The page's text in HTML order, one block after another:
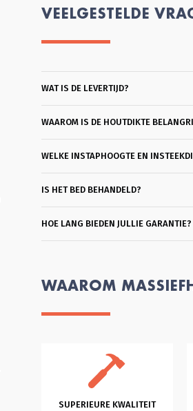
VEELGESTELDE
WAT IS DE LEVERTIJD?
WAAROM IS DE HOUTDIKTE
WELKE INSTAPHOOGTE EN
IS HET BED BEHANDELD?
HOE LANG BIEDEN JULLIE GARANTIE?
WAAROM
SUPERIEURE KWALITEIT